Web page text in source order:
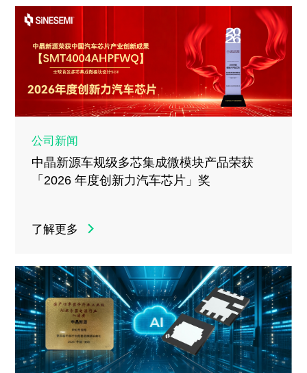
公司新闻
中晶新源车规级多芯集成微模块产品荣获
「2026 年度创新力汽车芯片」奖
了解更多